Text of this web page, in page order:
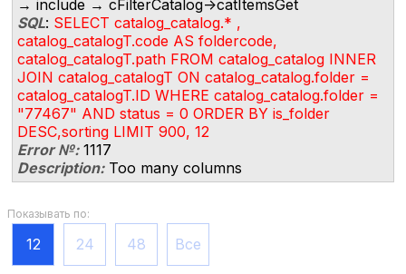
→ include → cFilterCatalog->catItemsGet
SQL: SELECT catalog_catalog.* ,
catalog_catalogT.code AS foldercode,
catalog_catalogT.path FROM catalog_catalog INNER
JOIN catalog_catalogT ON catalog_catalog.folder =
catalog_catalogT.ID WHERE catalog_catalog.folder =
"77467" AND status = 0 ORDER BY is_folder
DESC,sorting LIMIT 900, 12
Error №:1117
Description:Too many columns
Показывать по:
12 24 48 Все